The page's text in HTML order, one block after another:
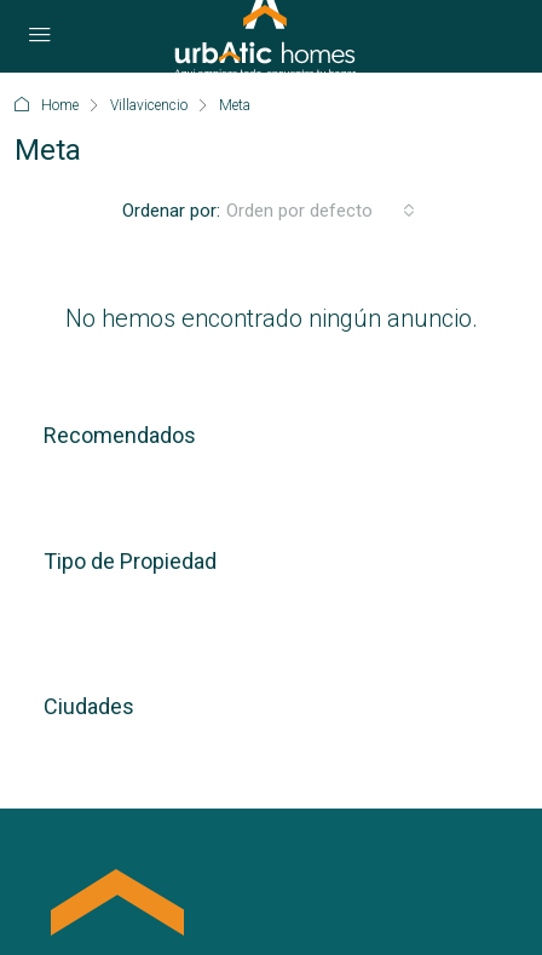
Home Villavicencio Meta
Meta
Ordenar por: Orden por defecto
No hemos encontrado ningún anuncio.
Recomendados
Tipo de Propiedad
Ciudades